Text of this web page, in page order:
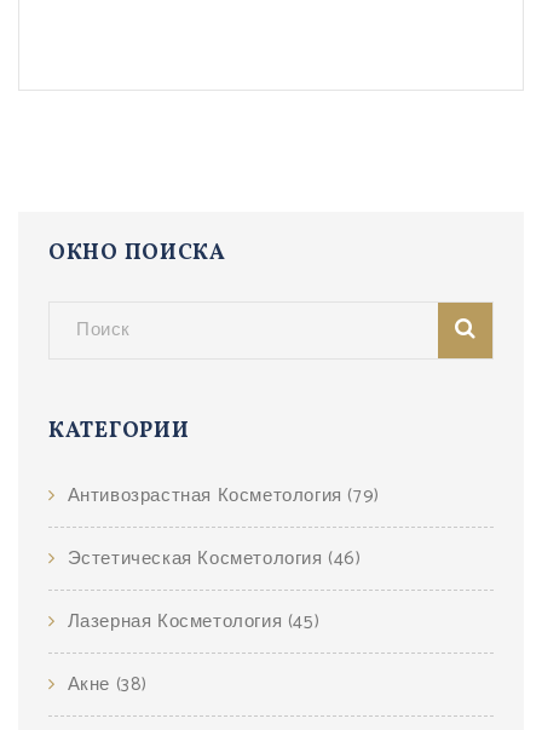
ОКНО ПОИСКА
КАТЕГОРИИ
Антивозрастная Косметология (79)
Эстетическая Косметология (46)
Лазерная Косметология (45)
Акне (38)